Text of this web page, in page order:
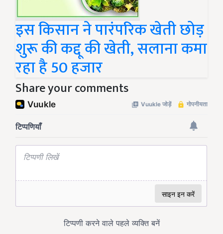
इस किसान ने पारंपरिक खेती छोड़
शुरू की कद्दू की खेती, सलाना कमा
रहा है 50 हजार
Share your comments